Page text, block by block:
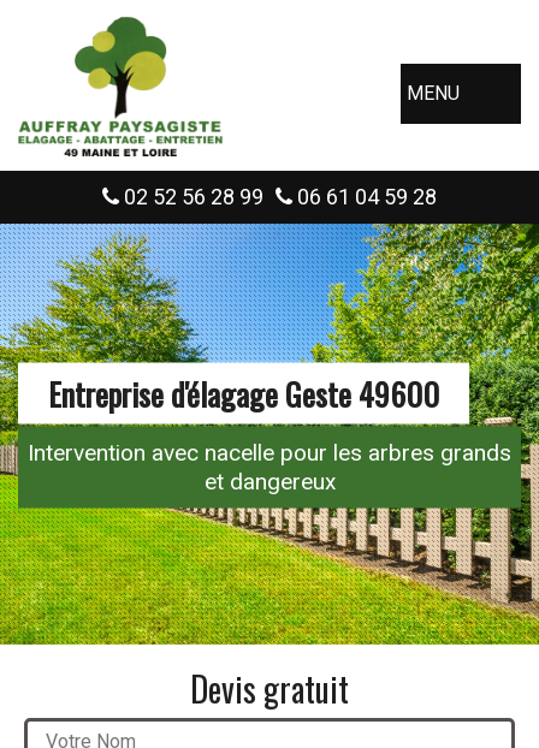
MENU
02 52 56 28 99 06 61 04 59 28
Entreprise d'élagage Geste 49600
Intervention avec nacelle pour les arbres grands
et dangereux
Devis gratuit